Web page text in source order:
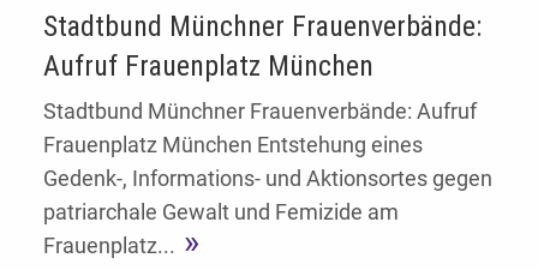
Stadtbund Münchner Frauenverbände:
Aufruf Frauenplatz München
Stadtbund Münchner Frauenverbände: Aufruf
Frauenplatz München Entstehung eines
Gedenk-, Informations- und Aktionsortes gegen
patriarchale Gewalt und Femizide am
Frauenplatz...